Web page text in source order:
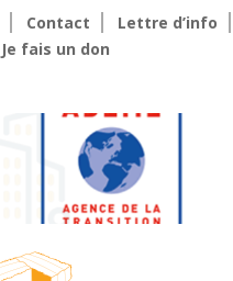
Contact
Lettre d’info
Je fais un don